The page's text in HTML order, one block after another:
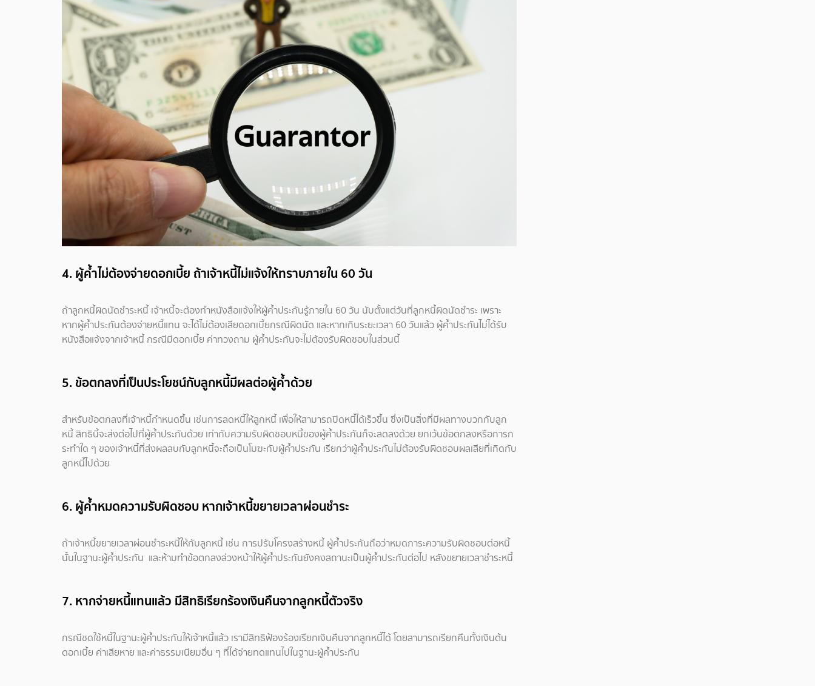
4. ผู้ค้ำไม่ต้องจ่ายดอกเบี้ย ถ้าเจ้าหนี้ไม่แจ้งให้ทราบภายใน 60 วัน
ถ้าลูกหนี้ผิดนัดชำระหนี้ เจ้าหนี้จะต้องทำหนังสือแจ้งให้ผู้ค้ำประกันรู้ภายใน 60 วัน นับตั้งแต่วันที่ลูกหนี้ผิดนัดชำระ เพราะ
หากผู้ค้ำประกันต้องจ่ายหนี้แทน จะได้ไม่ต้องเสียดอกเบี้ยกรณีผิดนัด และหากเกินระยะเวลา 60 วันแล้ว ผู้ค้ำประกันไม่ได้รับ
หนังสือแจ้งจากเจ้าหนี้ กรณีมีดอกเบี้ย ค่าทวงถาม ผู้ค้ำประกันจะไม่ต้องรับผิดชอบในส่วนนี้
5. ข้อตกลงที่เป็นประโยชน์กับลูกหนี้มีผลต่อผู้ค้ำด้วย
สำหรับข้อตกลงที่เจ้าหนี้กำหนดขึ้น เช่นการลดหนี้ให้ลูกหนี้ เพื่อให้สามารถปิดหนี้ได้เร็วขึ้น ซึ่งเป็นสิ่งที่มีผลทางบวกกับลูก
หนี้ สิทธินี้จะส่งต่อไปที่ผู้ค้ำประกันด้วย เท่ากับความรับผิดชอบหนี้ของผู้ค้ำประกันก็จะลดลงด้วย ยกเว้นข้อตกลงหรือการก
ระทำใด ๆ ของเจ้าหนี้ที่ส่งผลลบกับลูกหนี้จะถือเป็นโมฆะกับผู้ค้ำประกัน เรียกว่าผู้ค้ำประกันไม่ต้องรับผิดชอบผลเสียที่เกิดกับ
ลูกหนี้ไปด้วย
6. ผู้ค้ำหมดความรับผิดชอบ หากเจ้าหนี้ขยายเวลาผ่อนชำระ
ถ้าเจ้าหนี้ขยายเวลาผ่อนชำระหนี้ให้กับลูกหนี้ เช่น การปรับโครงสร้างหนี้ ผู้ค้ำประกันถือว่าหมดภาระความรับผิดชอบต่อหนี้
นั้นในฐานะผู้ค้ำประกัน และห้ามทำข้อตกลงล่วงหน้าให้ผู้ค้ำประกันยังคงสถานะเป็นผู้ค้ำประกันต่อไป หลังขยายเวลาชำระหนี้
7. หากจ่ายหนี้แทนแล้ว มีสิทธิเรียกร้องเงินคืนจากลูกหนี้ตัวจริง
กรณีชดใช้หนี้ในฐานะผู้ค้ำประกันให้เจ้าหนี้แล้ว เรามีสิทธิฟ้องร้องเรียกเงินคืนจากลูกหนี้ได้ โดยสามารถเรียกคืนทั้งเงินต้น
ดอกเบี้ย ค่าเสียหาย และค่าธรรมเนียมอื่น ๆ ที่ได้จ่ายทดแทนไปในฐานะผู้ค้ำประกัน